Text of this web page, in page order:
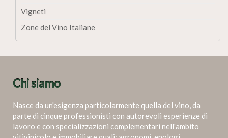
Vigneti
Zone del Vino Italiane
Chi siamo
Nasce da un'esigenza particolarmente quella del vino, da
parte di cinque professionisti con autorevoli esperienze di
lavoro e con specializzazioni complementari nell'ambito